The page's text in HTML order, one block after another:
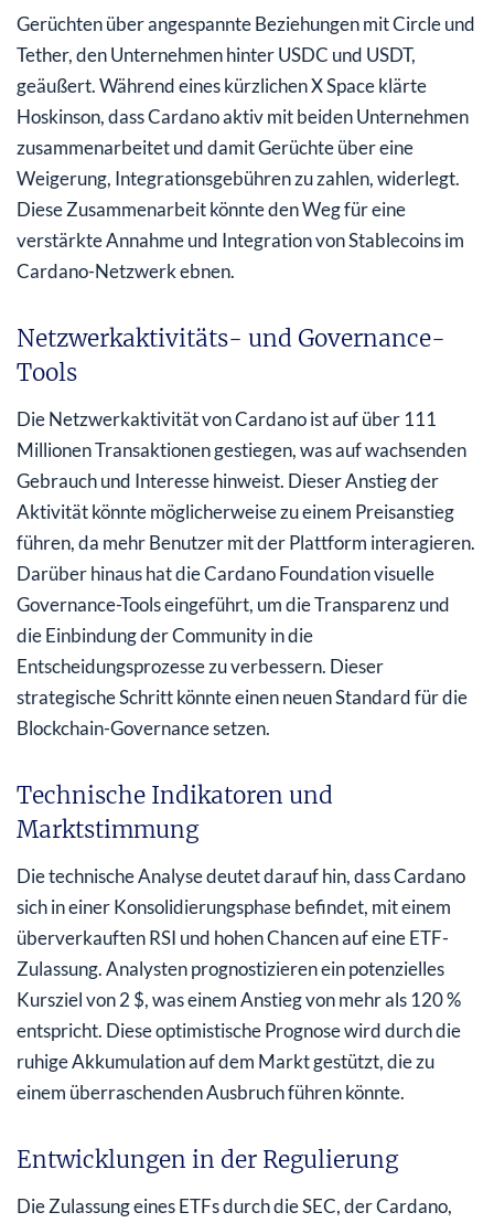
Gerüchten über angespannte Beziehungen mit Circle und
Tether, den Unternehmen hinter USDC und USDT,
geäußert. Während eines kürzlichen X Space klärte
Hoskinson, dass Cardano aktiv mit beiden Unternehmen
zusammenarbeitet und damit Gerüchte über eine
Weigerung, Integrationsgebühren zu zahlen, widerlegt.
Diese Zusammenarbeit könnte den Weg für eine
verstärkte Annahme und Integration von Stablecoins im
Cardano-Netzwerk ebnen.
Netzwerkaktivitäts- und Governance-
Tools
Die Netzwerkaktivität von Cardano ist auf über 111
Millionen Transaktionen gestiegen, was auf wachsenden
Gebrauch und Interesse hinweist. Dieser Anstieg der
Aktivität könnte möglicherweise zu einem Preisanstieg
führen, da mehr Benutzer mit der Plattform interagieren.
Darüber hinaus hat die Cardano Foundation visuelle
Governance-Tools eingeführt, um die Transparenz und
die Einbindung der Community in die
Entscheidungsprozesse zu verbessern. Dieser
strategische Schritt könnte einen neuen Standard für die
Blockchain-Governance setzen.
Technische Indikatoren und
Marktstimmung
Die technische Analyse deutet darauf hin, dass Cardano
sich in einer Konsolidierungsphase befindet, mit einem
überverkauften RSI und hohen Chancen auf eine ETF-
Zulassung. Analysten prognostizieren ein potenzielles
Kursziel von 2 $, was einem Anstieg von mehr als 120 %
entspricht. Diese optimistische Prognose wird durch die
ruhige Akkumulation auf dem Markt gestützt, die zu
einem überraschenden Ausbruch führen könnte.
Entwicklungen in der Regulierung
Die Zulassung eines ETFs durch die SEC, der Cardano,